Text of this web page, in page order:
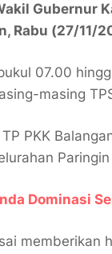
Gubernur
Rabu (27/11/
07.00
masing
PKK
Dominasi
memberikan